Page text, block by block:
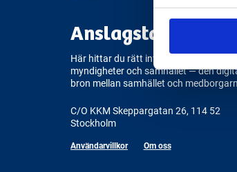
Anslagstavlan.se
Här hittar du rätt information om
myndigheter och samhället — den
bron mellan samhället och
C/O KKM Skeppargatan 26, 114 52
Stockholm
Användarvillkor Om oss